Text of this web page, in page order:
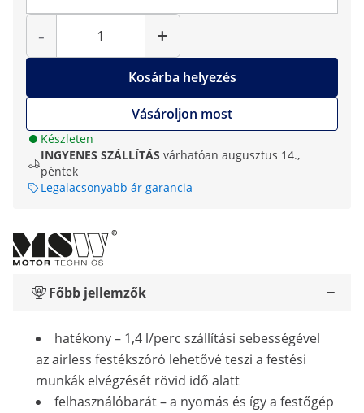
-
Mennyiség
+
Kosárba helyezés
Vásároljon most
Készleten
INGYENES SZÁLLÍTÁS várhatóan augusztus 14.,
péntek
Legalacsonyabb ár garancia
Főbb jellemzők
hatékony – 1,4 l/perc szállítási sebességével
az airless festékszóró lehetővé teszi a festési
munkák elvégzését rövid idő alatt
felhasználóbarát – a nyomás és így a festőgép